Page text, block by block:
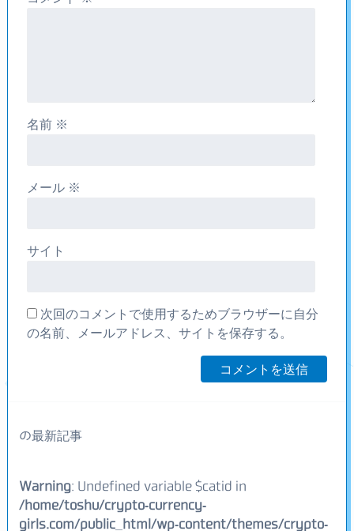
名前 ※
メール ※
サイト
次回のコメントで使用するためブラウザーに自分
の名前、メールアドレス、サイトを保存する。
の最新記事
Warning: Undefined variable $catid in
/home/toshu/crypto-currency-
girls.com/public_html/wp-content/themes/crypto-